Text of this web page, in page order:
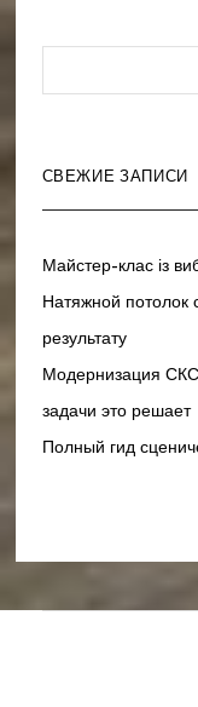
СВЕЖИЕ ЗАПИСИ
Майстер-клас із
Натяжной
результату
Модернизация
задачи это решает
Полный гид